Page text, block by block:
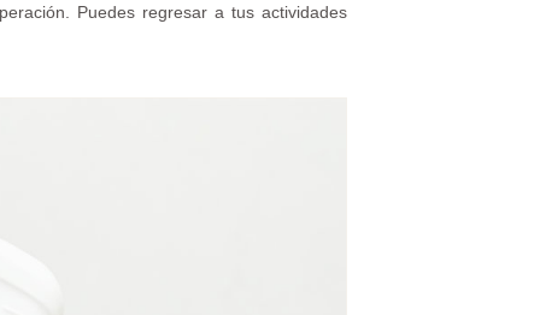
Puedes regresar a tus actividades